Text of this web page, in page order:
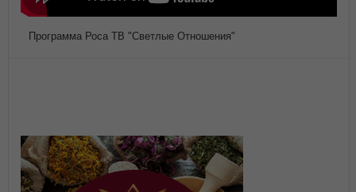
Программа Роса ТВ "Светлые Отношения"